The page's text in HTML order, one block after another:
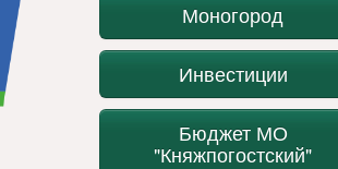
Моногород
Инвестиции
Бюджет МО
"Княжпогостский"